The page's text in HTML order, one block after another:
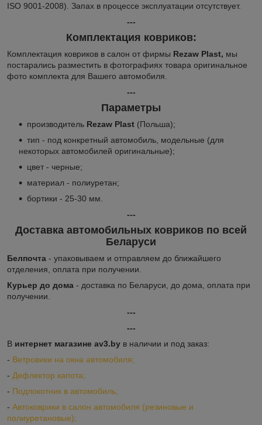
ISO 9001-2008). Запах в процессе эксплуатации отсутствует.
---
Комплектация ковриков:
Комплектация ковриков в салон от фирмы Rezaw Plast, мы
постарались разместить в фотографиях товара оригинальное
фото комплекта для Вашего автомобиля.
---
Параметры
производитель Rezaw Plast (Польша);
тип - под конкретный автомобиль, модельные (для
некоторых автомобилей оригинальные);
цвет - черные;
материал - полиуретан;
бортики - 25-30 мм.
---
Доставка автомобильных ковриков по всей
Беларуси
Белпочта - упаковываем и отправляем до ближайшего
отделения, оплата при получении.
Курьер до дома - доставка по Беларуси, до дома, оплата при
получении.
---
---
В интернет магазине av3.by в наличии и под заказ:
- Ветровики на окна автомобиля;
- Дефлектор капота;
- Подлокотник в автомобиль;
- Автоковрики в салон автомобиля (резиновые и
полиуретановые);